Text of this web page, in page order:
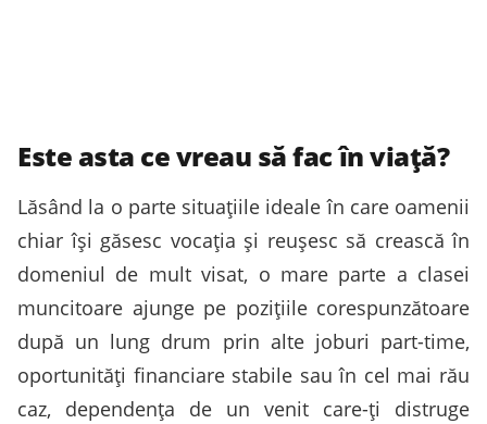
Este asta ce vreau să fac în viață?
Lăsând la o parte situațiile ideale în care oamenii
chiar își găsesc vocația și reușesc să crească în
domeniul de mult visat, o mare parte a clasei
muncitoare ajunge pe pozițiile corespunzătoare
după un lung drum prin alte joburi part-time,
oportunități financiare stabile sau în cel mai rău
caz, dependența de un venit care-ți distruge